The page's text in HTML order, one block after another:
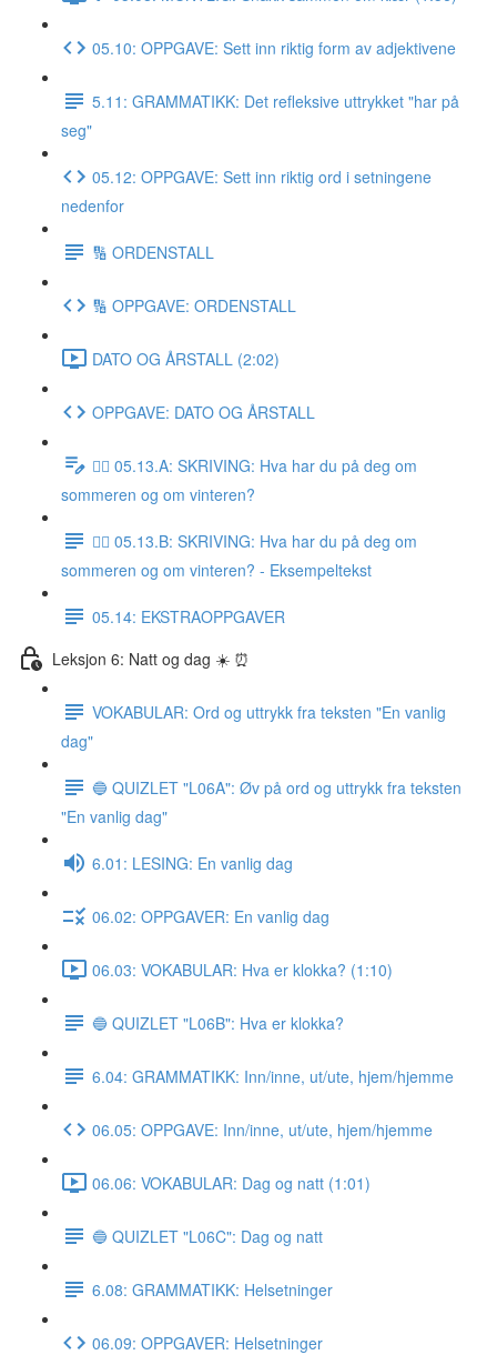
05.10: OPPGAVE: Sett inn riktig form av adjektivene
5.11: GRAMMATIKK: Det refleksive uttrykket "har på
seg"
05.12: OPPGAVE: Sett inn riktig ord i setningene
nedenfor
🔢 ORDENSTALL
🔢 OPPGAVE: ORDENSTALL
DATO OG ÅRSTALL (2:02)
OPPGAVE: DATO OG ÅRSTALL
✍🏼 05.13.A: SKRIVING: Hva har du på deg om
sommeren og om vinteren?
✍🏼 05.13.B: SKRIVING: Hva har du på deg om
sommeren og om vinteren? - Eksempeltekst
05.14: EKSTRAOPPGAVER
Leksjon 6: Natt og dag ☀️ ⏰
VOKABULAR: Ord og uttrykk fra teksten "En vanlig
dag"
🔵 QUIZLET "L06A": Øv på ord og uttrykk fra teksten
"En vanlig dag"
6.01: LESING: En vanlig dag
06.02: OPPGAVER: En vanlig dag
06.03: VOKABULAR: Hva er klokka? (1:10)
🔵 QUIZLET "L06B": Hva er klokka?
6.04: GRAMMATIKK: Inn/inne, ut/ute, hjem/hjemme
06.05: OPPGAVE: Inn/inne, ut/ute, hjem/hjemme
06.06: VOKABULAR: Dag og natt (1:01)
🔵 QUIZLET "L06C": Dag og natt
6.08: GRAMMATIKK: Helsetninger
06.09: OPPGAVER: Helsetninger